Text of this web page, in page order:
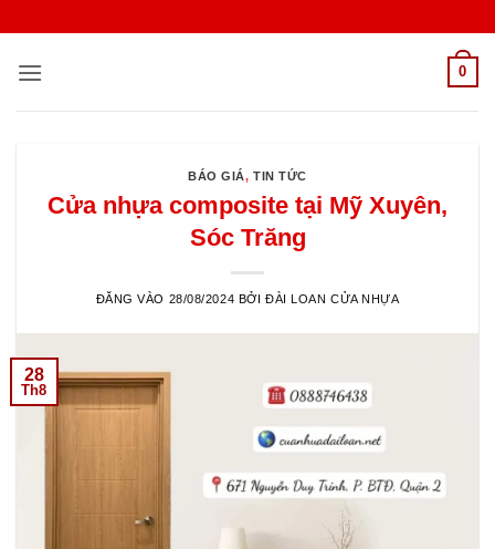
nội
0
BÁO GIÁ,TIN TỨC
Cửa nhựa composite tại Mỹ Xuyên,
Sóc Trăng
ĐĂNG VÀO 28/08/2024 BỞI ĐÀI LOAN CỬA NHỰA
28
Th8